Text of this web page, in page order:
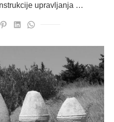
upravljanja …